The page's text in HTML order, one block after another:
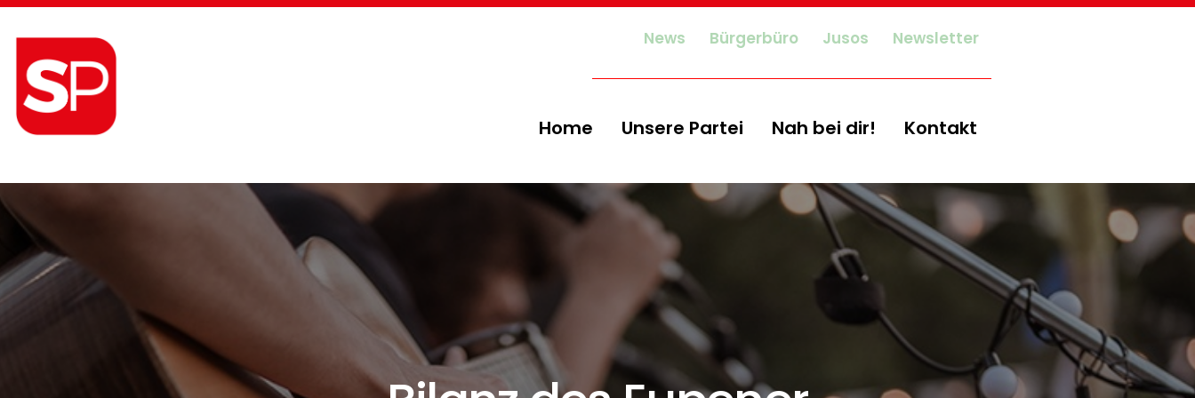
News Bürgerbüro Jusos Newsletter
Home Unsere Partei Nah bei dir! Kontakt